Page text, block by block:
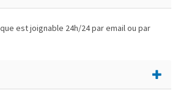
est joignable 24h/24 par email ou par